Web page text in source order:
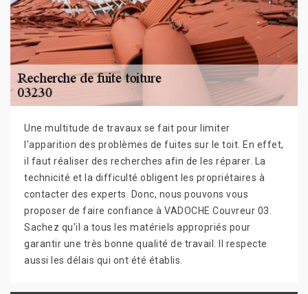
Une multitude de travaux se fait pour limiter
l'apparition des problèmes de fuites sur le toit. En effet,
il faut réaliser des recherches afin de les réparer. La
technicité et la difficulté obligent les propriétaires à
contacter des experts. Donc, nous pouvons vous
proposer de faire confiance à VADOCHE Couvreur 03.
Sachez qu'il a tous les matériels appropriés pour
garantir une très bonne qualité de travail. Il respecte
aussi les délais qui ont été établis.